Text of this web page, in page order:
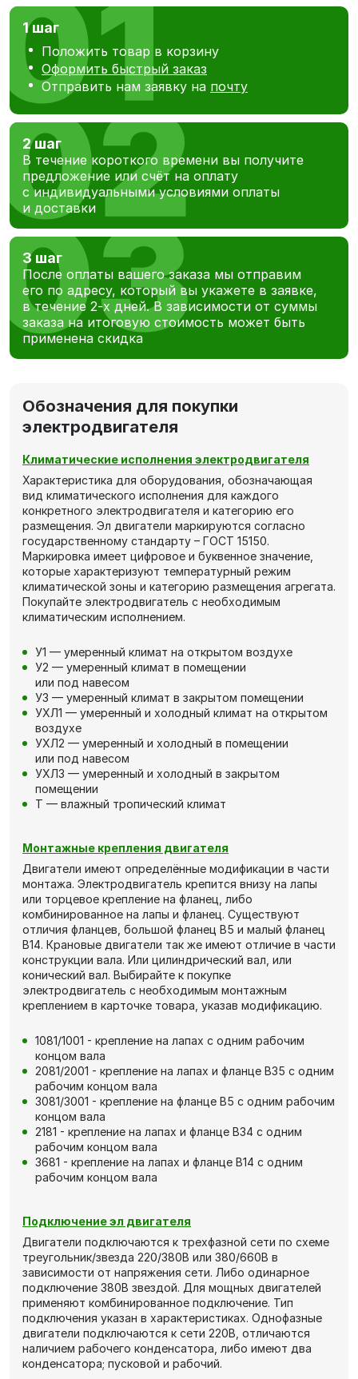
1 шаг
Положить товар в корзину
Оформить быстрый заказ
Отправить нам заявку на почту
2 шаг
В течение короткого времени вы получите
предложение или счёт на оплату
с индивидуальными условиями оплаты
и доставки
3 шаг
После оплаты вашего заказа мы отправим
его по адресу, который вы укажете в заявке,
в течение 2-х дней. В зависимости от суммы
заказа на итоговую стоимость может быть
применена скидка
Обозначения для покупки
электродвигателя
Климатические исполнения электродвигателя
Характеристика для оборудования, обозначающая
вид климатического исполнения для каждого
конкретного электродвигателя и категорию его
размещения. Эл двигатели маркируются согласно
государственному стандарту – ГОСТ 15150.
Маркировка имеет цифровое и буквенное значение,
которые характеризуют температурный режим
климатической зоны и категорию размещения агрегата.
Покупайте электродвигатель с необходимым
климатическим исполнением.
У1 — умеренный климат на открытом воздухе
У2 — умеренный климат в помещении
или под навесом
У3 — умеренный климат в закрытом помещении
УХЛ1 — умеренный и холодный климат на открытом
воздухе
УХЛ2 — умеренный и холодный в помещении
или под навесом
УХЛ3 — умеренный и холодный в закрытом
помещении
Т — влажный тропический климат
Монтажные крепления двигателя
Двигатели имеют определённые модификации в части
монтажа. Электродвигатель крепится внизу на лапы
или торцевое крепление на фланец, либо
комбинированное на лапы и фланец. Существуют
отличия фланцев, большой фланец В5 и малый фланец
В14. Крановые двигатели так же имеют отличие в части
конструкции вала. Или цилиндрический вал, или
конический вал. Выбирайте к покупке
электродвигатель с необходимым монтажным
креплением в карточке товара, указав модификацию.
1081/1001 - крепление на лапах с одним рабочим
концом вала
2081/2001 - крепление на лапах и фланце В35 с одним
рабочим концом вала
3081/3001 - крепление на фланце В5 с одним рабочим
концом вала
2181 - крепление на лапах и фланце В34 с одним
рабочим концом вала
3681 - крепление на лапах и фланце В14 с одним
рабочим концом вала
Подключение эл двигателя
Двигатели подключаются к трехфазной сети по схеме
треугольник/звезда 220/380В или 380/660В в
зависимости от напряжения сети. Либо одинарное
подключение 380В звездой. Для мощных двигателей
применяют комбинированное подключение. Тип
подключения указан в характеристиках. Однофазные
двигатели подключаются к сети 220В, отличаются
наличием рабочего конденсатора, либо имеют два
конденсатора; пусковой и рабочий.